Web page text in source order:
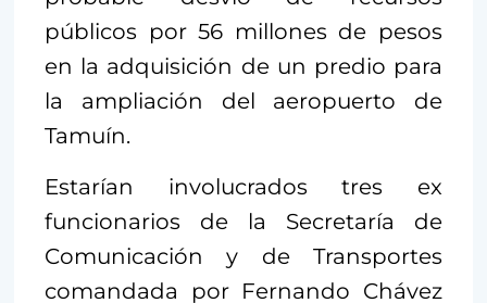
públicos por 56 millones de pesos
en la adquisición de un predio para
la ampliación del aeropuerto de
Tamuín.
Estarían involucrados tres ex
funcionarios de la Secretaría de
Comunicación y de Transportes
comandada por Fernando Chávez